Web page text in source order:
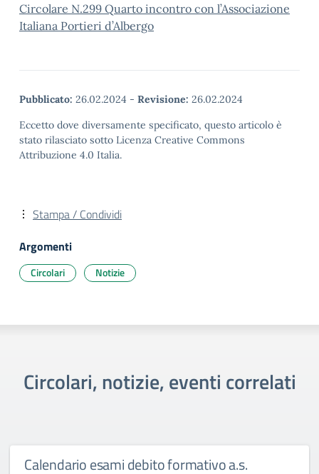
Circolare N.299 Quarto incontro con l’Associazione
Italiana Portieri d’Albergo
Pubblicato: 26.02.2024 - Revisione: 26.02.2024
Eccetto dove diversamente specificato, questo articolo è
stato rilasciato sotto Licenza Creative Commons
Attribuzione 4.0 Italia.
Stampa / Condividi
Argomenti
Circolari Notizie
Circolari, notizie, eventi correlati
Calendario esami debito formativo a.s.